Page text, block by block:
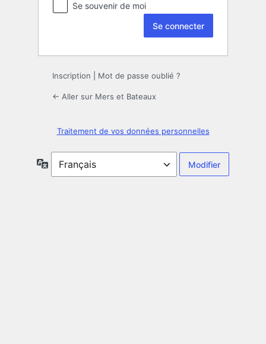
Se souvenir de moi
Inscription Mot de passe oublié ?
← Aller sur Mers et Bateaux
Traitement de vos données personnelles
Langue